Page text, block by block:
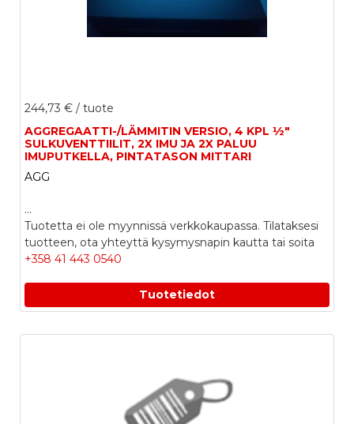
244,73 € / tuote
AGGREGAATTI-/LÄMMITIN VERSIO, 4 KPL ½"
SULKUVENTTIILIT, 2X IMU JA 2X PALUU
IMUPUTKELLA, PINTATASON MITTARI
AGG
...
Tuotetta ei ole myynnissä verkkokaupassa. Tilataksesi
tuotteen, ota yhteyttä kysymysnapin kautta tai soita
+358 41 443 0540
Tuotetiedot